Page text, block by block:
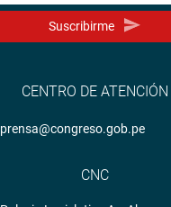
Suscribirme
CENTRO DE ATENCIÓN
prensa@congreso.gob.pe
CNC